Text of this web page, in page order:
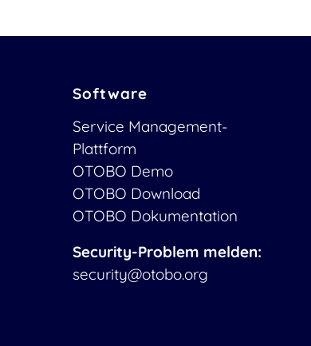
Software
Service Management-
Plattform
OTOBO Demo
OTOBO Download
OTOBO Dokumentation
Security-Problem melden:
security@otobo.org